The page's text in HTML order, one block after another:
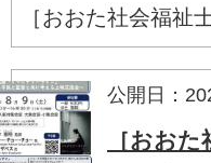
［おおた社会福祉
公開日：
［おお